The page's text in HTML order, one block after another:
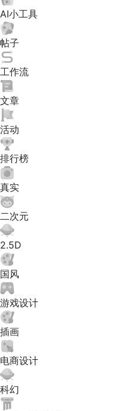
AI小工具
帖子
工作流
文章
活动
排行榜
真实
二次元
2.5D
国风
游戏设计
插画
电商设计
科幻